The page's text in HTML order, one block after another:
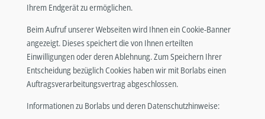
Ihrem Endgerät zu ermöglichen.
Beim Aufruf unserer Webseiten wird Ihnen ein Cookie-Banner
angezeigt. Dieses speichert die von Ihnen erteilten
Einwilligungen oder deren Ablehnung. Zum Speichern Ihrer
Entscheidung bezüglich Cookies haben wir mit Borlabs einen
Auftragsverarbeitungsvertrag abgeschlossen.
Informationen zu Borlabs und deren Datenschutzhinweise: